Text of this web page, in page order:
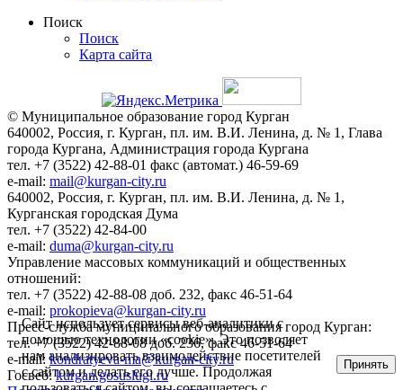
Поиск
Поиск
Карта сайта
© Муниципальное образование город Курган
640002, Россия, г. Курган, пл. им. В.И. Ленина, д. № 1, Глава
города Кургана, Администрация города Кургана
тел. +7 (3522) 42-88-01 факс (автомат.) 46-59-69
e-mail: mail@kurgan-city.ru
640002, Россия, г. Курган, пл. им. В.И. Ленина, д. № 1,
Курганская городская Дума
тел. +7 (3522) 42-84-00
e-mail: duma@kurgan-city.ru
Управление массовых коммуникаций и общественных
отношений:
тел. +7 (3522) 42-88-08 доб. 232, факс 46-51-64
e-mail: prokopieva@kurgan-city.ru
Пресс-служба муниципального образования город Курган:
тел. +7 (3522) 42-88-08 доб. 236, факс 46-51-64
e-mail:kondratyeva-ma@kurgan-city.ru
Госвеб:kurgan.gosuslugi.ru
Сайт использует сервисы веб-аналитики с
помощью технологии «cookie». Это позволяет
нам анализировать взаимодействие посетителей
с сайтом и делать его лучше. Продолжая
Принять